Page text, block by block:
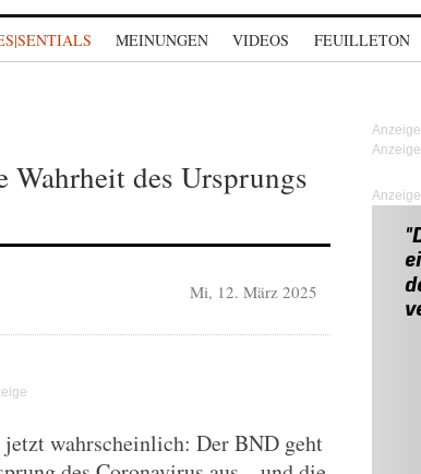
MEINUNGEN VIDEOS FEUILLETON
des Ursprungs
Mi, 12. März 2025
jetzt wahrscheinlich: Der BND geht
Anzeige